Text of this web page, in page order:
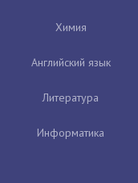
Химия
Английский язык
Литература
Информатика